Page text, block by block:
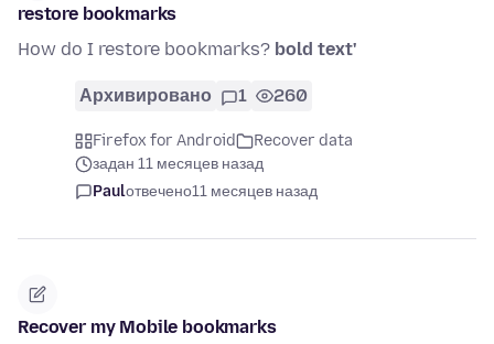
restore bookmarks
How do I restore bookmarks? bold text'
Архивировано 1 260
Firefox for Android
Recover data
задан 11 месяцев назад
Paulотвечено11 месяцев назад
Recover my Mobile bookmarks